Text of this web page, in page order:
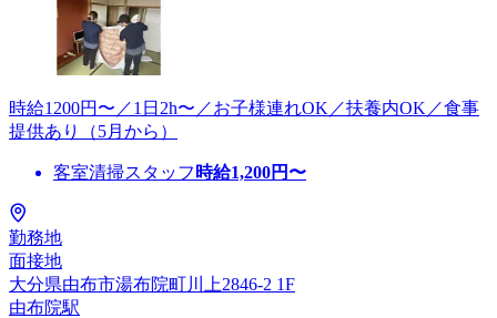
時給1200円〜／1日2h〜／お子様連れOK／扶養内OK／食事
提供あり（5月から）
客室清掃スタッフ 時給1,200円〜
勤務地
面接地
大分県由布市湯布院町川上2846-2 1F
由布院駅